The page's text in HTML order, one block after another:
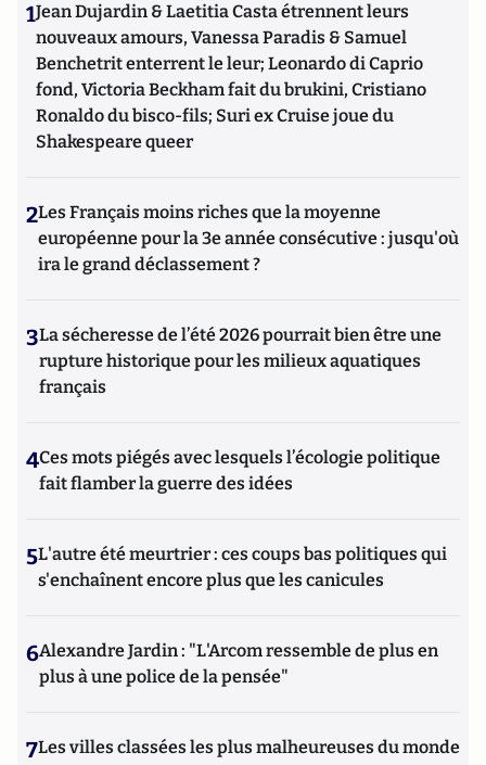
1Jean Dujardin & Laetitia Casta étrennent leurs
nouveaux amours, Vanessa Paradis & Samuel
Benchetrit enterrent le leur; Leonardo di Caprio
fond, Victoria Beckham fait du brukini, Cristiano
Ronaldo du bisco-fils; Suri ex Cruise joue du
Shakespeare queer
2Les Français moins riches que la moyenne
européenne pour la 3e année consécutive : jusqu'où
ira le grand déclassement ?
3La sécheresse de l’été 2026 pourrait bien être une
rupture historique pour les milieux aquatiques
français
4Ces mots piégés avec lesquels l’écologie politique
fait flamber la guerre des idées
5L'autre été meurtrier : ces coups bas politiques qui
s'enchaînent encore plus que les canicules
6Alexandre Jardin : "L'Arcom ressemble de plus en
plus à une police de la pensée"
7Les villes classées les plus malheureuses du monde